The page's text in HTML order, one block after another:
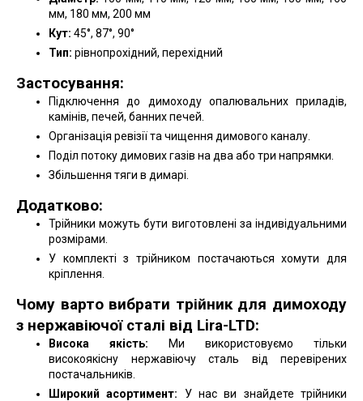
мм, 180 мм, 200 мм
Кут: 45°, 87°, 90°
Тип: рівнопрохідний, перехідний
Застосування:
Підключення до димоходу опалювальних приладів,
камінів, печей, банних печей.
Організація ревізії та чищення димового каналу.
Поділ потоку димових газів на два або три напрямки.
Збільшення тяги в димарі.
Додатково:
Трійники можуть бути виготовлені за індивідуальними
розмірами.
У комплекті з трійником постачаються хомути для
кріплення.
Чому варто вибрати трійник для димоходу
з нержавіючої сталі від Lira-LTD:
Висока якість: Ми використовуємо тільки
високоякісну нержавіючу сталь від перевірених
постачальників.
Широкий асортимент: У нас ви знайдете трійники